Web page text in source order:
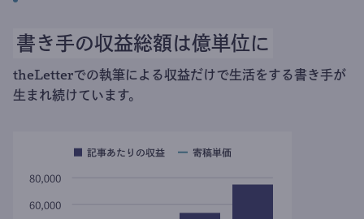
書き手の収益総額は億単位に
theLetterでの執筆による収益だけで生活をする書き手が
生まれ続けています。